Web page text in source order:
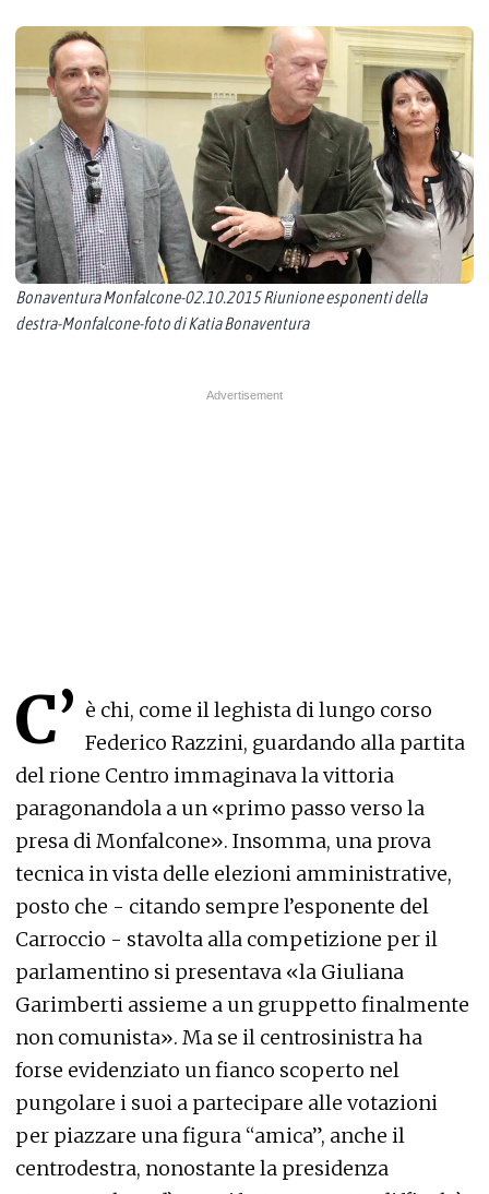
Bonaventura Monfalcone-02.10.2015 Riunione esponenti della
destra-Monfalcone-foto di Katia Bonaventura
C’ è chi, come il leghista di lungo corso
Federico Razzini, guardando alla partita
del rione Centro immaginava la vittoria
paragonandola a un «primo passo verso la
presa di Monfalcone». Insomma, una prova
tecnica in vista delle elezioni amministrative,
posto che - citando sempre l’esponente del
Carroccio - stavolta alla competizione per il
parlamentino si presentava «la Giuliana
Garimberti assieme a un gruppetto finalmente
non comunista». Ma se il centrosinistra ha
forse evidenziato un fianco scoperto nel
pungolare i suoi a partecipare alle votazioni
per piazzare una figura “amica”, anche il
centrodestra, nonostante la presidenza